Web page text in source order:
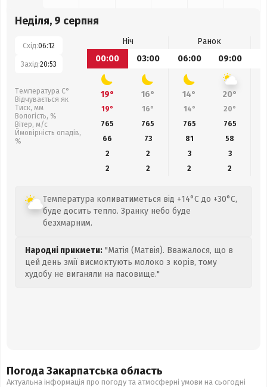
Неділя, 9 серпня
Схід:06:12
Захід:20:53
Температура С°
Відчувається як
Тиск, мм
Вологість, %
Вітер, м/с
Ймовірність опадів,
%
Ніч
Ранок
00:00
03:00 06:00 09:00
19° 16° 14° 20°
19° 16° 14° 20°
765
765 765 765
66
73 81 58
2
2 3
3
2
2 2 2
Температура коливатиметься від +14°C до +30°C,
буде досить тепло. Зранку небо буде
безхмарним.
Народні прикмети: "Матія (Матвія). Вважалося, що в
цей день змії висмоктують молоко з корів, тому
худобу не виганяли на пасовище."
Погода Закарпатська область
Актуальна інформація про погоду та атмосферні умови на сьогодні